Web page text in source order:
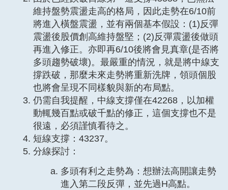
維持盤勢震盪走高的格局，因此走勢在6/10前
將進入橫盤震盪，並有兩個基本假設：(1)反彈
震盪後股價創高維持盤堅；(2)反彈震盪後做頭
再進入修正。亦即再6/10後將會見真章(是否將
多頭趨勢破壞)。最嚴重的情況，就是將中線支
撐跌破，那麼未來走勢將重新洗牌，領頭個股
也將會呈現不同樣貌與新的布局點。
仍需自我提醒，中線支撐僅在42268，以加權
動輒幾百點或破千點的修正，這個支撐也不是
很遠，必須謹慎看待之。
短線支撐：43237。
分線探討：
多頭有利之走勢為：想辦法高開讓走勢
進入第二段反彈，並先過H高點。